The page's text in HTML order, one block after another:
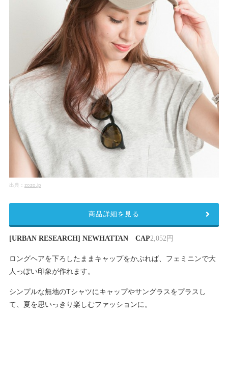
出典： zozo.jp
[URBAN RESEARCH] NEWHATTAN CAP2,052円
ロングヘアを下ろしたままキャップをかぶれば、フェミニンで大
人っぽい印象が作れます。
シンプルな無地のTシャツにキャップやサングラスをプラスし
て、夏を思いっきり楽しむファッションに。
商品詳細を見る